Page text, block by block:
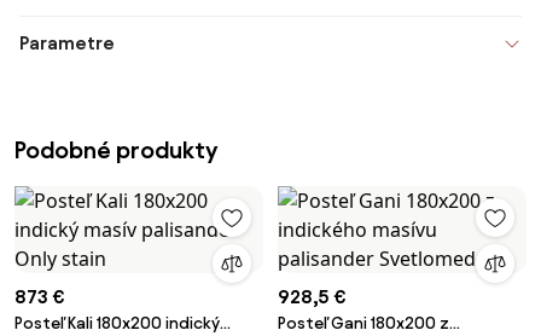
Parametre
Podobné produkty
873 €
Posteľ Kali 180x200 indický
928,5 €
Posteľ Gani 180x200 z